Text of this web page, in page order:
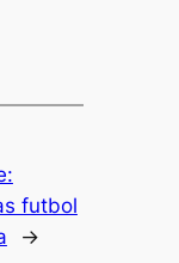
futbol
→